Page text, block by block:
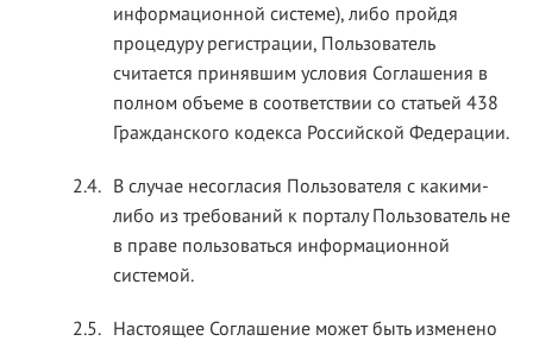
информационной системе), либо пройдя
процедуру регистрации, Пользователь
считается принявшим условия Соглашения в
полном объеме в соответствии со статьей 438
Гражданского кодекса Российской Федерации.
2.4. В случае несогласия Пользователя с какими-
либо из требований к порталу Пользователь не
в праве пользоваться информационной
системой.
2.5. Настоящее Соглашение может быть изменено